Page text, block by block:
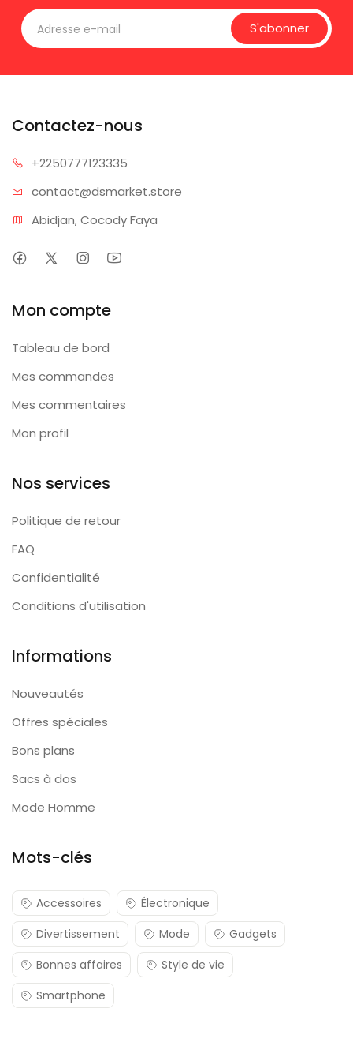
S'abonner
Contactez-nous
+2250777123335
contact@dsmarket.store
Abidjan, Cocody Faya
Mon compte
Tableau de bord
Mes commandes
Mes commentaires
Mon profil
Nos services
Politique de retour
FAQ
Confidentialité
Conditions d'utilisation
Informations
Nouveautés
Offres spéciales
Bons plans
Sacs à dos
Mode Homme
Mots-clés
Accessoires
Électronique
Divertissement
Mode
Gadgets
Bonnes affaires
Style de vie
Smartphone